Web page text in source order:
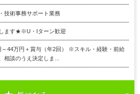
技術事務サポート業務
ます★※U・Iターン歓迎
～44万円＋賞与（年2回） ※スキル・経験・前給
相談のうえ決定しま...